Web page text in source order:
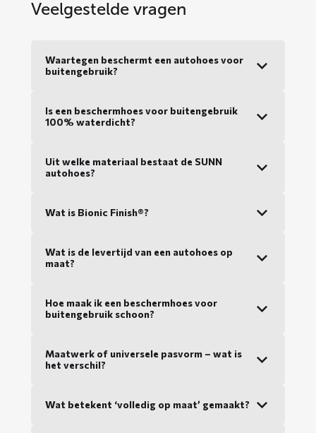
Veelgestelde vragen
Waartegen beschermt een autohoes voor
buitengebruik?
Is een beschermhoes voor buitengebruik
100% waterdicht?
Uit welke materiaal bestaat de SUNN
autohoes?
Wat is Bionic Finish®?
Wat is de levertijd van een autohoes op
maat?
Hoe maak ik een beschermhoes voor
buitengebruik schoon?
Maatwerk of universele pasvorm – wat is
het verschil?
Wat betekent ‘volledig op maat’ gemaakt?